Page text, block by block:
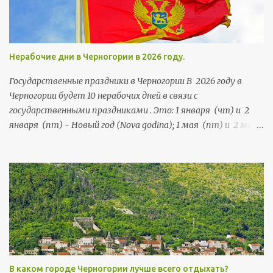
Нерабочие дни в Черногории в 2026 году.
Государственные праздники в Черногории В 2026 году в
Черногории будет 10 нерабочих дней в связи с
государственными праздниками . Это: 1 января (чт) и 2
января (пт) - Новый год (Nova godina); 1 мая (пт) и 2 мая
и 14 июля (вт) - День государственности (Dan državnosti);
13 ноября (пт) и 14 ноября (сб) - Негошев день (Njegošev
dan), праздник черногорской культуры .
В каком городе Черногории лучше всего отдыхать?